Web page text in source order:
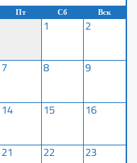
Пт Сб Вск
1 2
7 8 9
14 15 16
21 22 23